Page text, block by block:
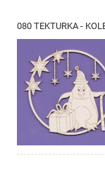
080 TEKTURKA -